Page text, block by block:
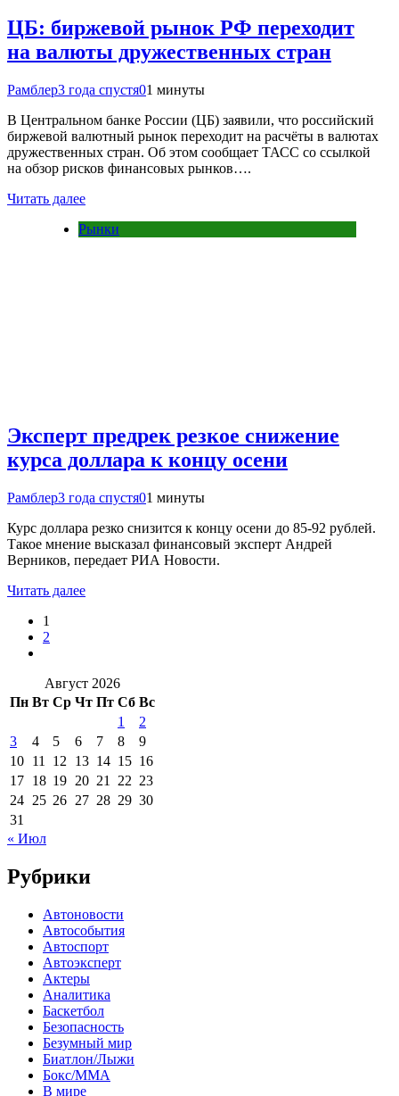
ЦБ: биржевой рынок РФ переходит
на валюты дружественных стран
Рамблер3 года спустя01 минуты
В Центральном банке России (ЦБ) заявили, что российский
биржевой валютный рынок переходит на расчёты в валютах
дружественных стран. Об этом сообщает ТАСС со ссылкой
на обзор рисков финансовых рынков….
Читать далее
Рынки
Эксперт предрек резкое снижение
курса доллара к концу осени
Рамблер3 года спустя01 минуты
Курс доллара резко снизится к концу осени до 85-92 рублей.
Такое мнение высказал финансовый эксперт Андрей
Верников, передает РИА Новости.
Читать далее
1
2
Август 2026
Пн Вт Ср Чт Пт Сб Вс
1
2
3
4 5 6 7 8
9
10 11 12 13 14 15 16
17 18 19 20 21 22 23
24 25 26 27 28 29 30
31
« Июл
Рубрики
Автоновости
Автособытия
Автоспорт
Автоэксперт
Актеры
Аналитика
Баскетбол
Безопасность
Безумный мир
Биатлон/Лыжи
Бокс/MMA
В мире